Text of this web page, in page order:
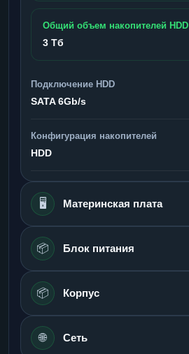
Общий объем накопителей HDD
3 Тб
Подключение HDD
SATA 6Gb/s
Конфигурация накопителей
HDD
🖥️ Материнская плата
📦 Блок питания
📦 Корпус
🌐 Сеть